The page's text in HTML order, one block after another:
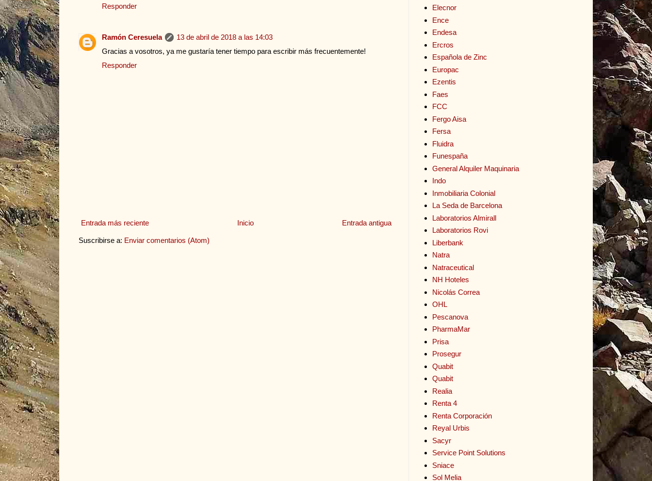
Responder
Ramón Ceresuela
13 de abril de 2018 a las 14:03
Gracias a vosotros, ya me gustaría tener tiempo para escribir más frecuentemente!
Responder
Entrada más reciente Entrada antigua
Inicio
Suscribirse a: Enviar comentarios (Atom)
Elecnor
Ence
Endesa
Ercros
Española de Zinc
Europac
Ezentis
Faes
FCC
Fergo Aisa
Fersa
Fluidra
Funespaña
General Alquiler Maquinaria
Indo
Inmobiliaria Colonial
La Seda de Barcelona
Laboratorios Almirall
Laboratorios Rovi
Liberbank
Natra
Natraceutical
NH Hoteles
Nicolás Correa
OHL
Pescanova
PharmaMar
Prisa
Prosegur
Quabit
Quabit
Realia
Renta 4
Renta Corporación
Reyal Urbis
Sacyr
Service Point Solutions
Sniace
Sol Melia